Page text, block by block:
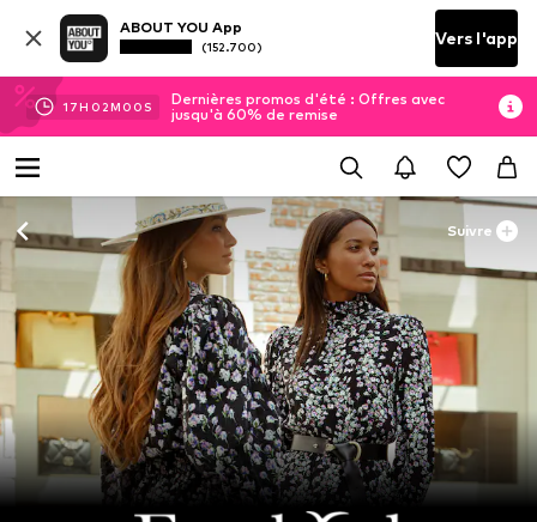
ABOUT YOU App
(152.700) Vers l'app
17H 01M 59S
Dernières promos d'été : Offres avec
jusqu'à 60% de remise
Suivre